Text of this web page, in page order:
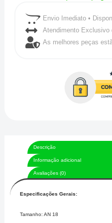
Preto
quantidade
Envio Imediato •
Atendimento Exclusivo
As melhores peças
Descrição
Informação adicional
Avaliações (0)
Especificações Gerais:
Tamanho: AN 18